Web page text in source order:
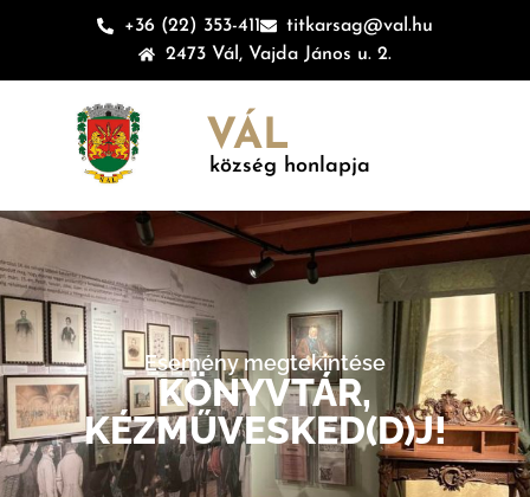
+36 (22) 353-411
titkarsag@val.hu
2473 Vál, Vajda János u. 2.
VÁL
község honlapja
Esemény megtekintése
KÖNYVTÁR,
KÉZMŰVESKED(D)J!